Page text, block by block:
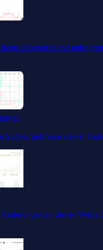
Keywords mit
SEO-Ergebnisse deiner
an deiner